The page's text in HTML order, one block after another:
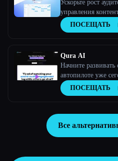
Ускорьте рост
управления
ПОСЕЩАТЬ
Qura AI
Начните
автопилоте уже
ПОСЕЩАТЬ
Все